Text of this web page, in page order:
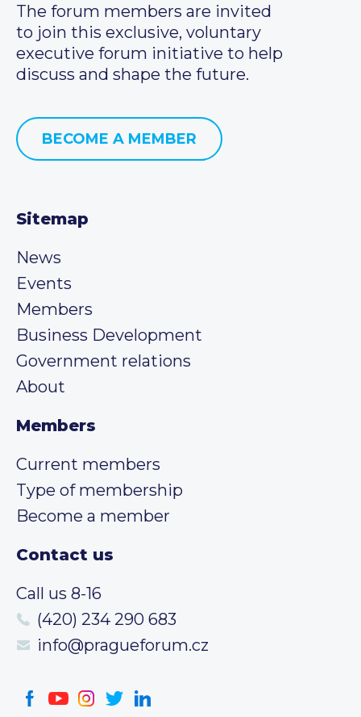
The forum members are invited
to join this exclusive, voluntary
executive forum initiative to help
discuss and shape the future.
BECOME A MEMBER
Sitemap
News
Events
Members
Business Development
Government relations
About
Members
Current members
Type of membership
Become a member
Contact us
Call us 8-16
(420) 234 290 683
info@pragueforum.cz